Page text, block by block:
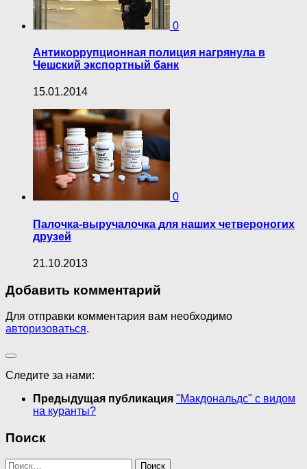
0
Антикоррупционная полиция нагрянула в
Чешский экспортный банк
15.01.2014
0
Палочка-выручалочка для наших четвероногих
друзей
21.10.2013
Добавить комментарий
Для отправки комментария вам необходимо
авторизоваться.
Следите за нами:
Предыдущая публикация "Макдональдс" с видом
на куранты?
Поиск
Найти: